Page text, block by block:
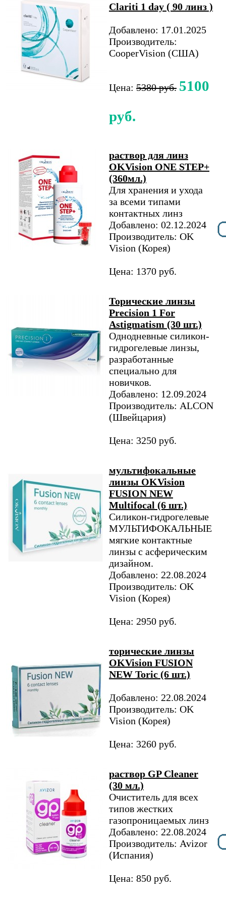
Clariti 1 day ( 90 линз )
Добавлено: 17.01.2025
Производитель:
CooperVision (США)
Цена: 5380 руб. 5100
руб.
раствор для линз
OKVision ONE STEP+
(360мл.)
Для хранения и ухода
за всеми типами
контактных линз
Добавлено: 02.12.2024
Производитель: OK
Vision (Корея)
Цена: 1370 руб.
Торические линзы
Precision 1 For
Astigmatism (30 шт.)
Однодневные силикон-
гидрогелевые линзы,
разработанные
специально для
новичков.
Добавлено: 12.09.2024
Производитель: ALCON
(Швейцария)
Цена: 3250 руб.
мультифокальные
линзы OKVision
FUSION NEW
Multifocal (6 шт.)
Силикон-гидрогелевые
МУЛЬТИФОКАЛЬНЫЕ
мягкие контактные
линзы с асферическим
дизайном.
Добавлено: 22.08.2024
Производитель: OK
Vision (Корея)
Цена: 2950 руб.
торические линзы
OKVision FUSION
NEW Toric (6 шт.)
Добавлено: 22.08.2024
Производитель: OK
Vision (Корея)
Цена: 3260 руб.
раствор GP Cleaner
(30 мл.)
Очиститель для всех
типов жестких
газопроницаемых линз
Добавлено: 22.08.2024
Производитель: Avizor
(Испания)
Цена: 850 руб.